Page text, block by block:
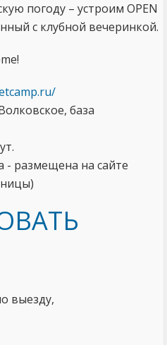
погоду – устроим OPEN
с клубной вечеринкой.
база
- размещена на сайте
выезду,